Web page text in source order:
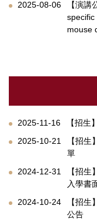
2025-08-06
【演
specific
mouse
2025-11-16
【招
2025-10-21
【招
單
2024-12-31
【招
入學書
2024-10-24
【招
公告